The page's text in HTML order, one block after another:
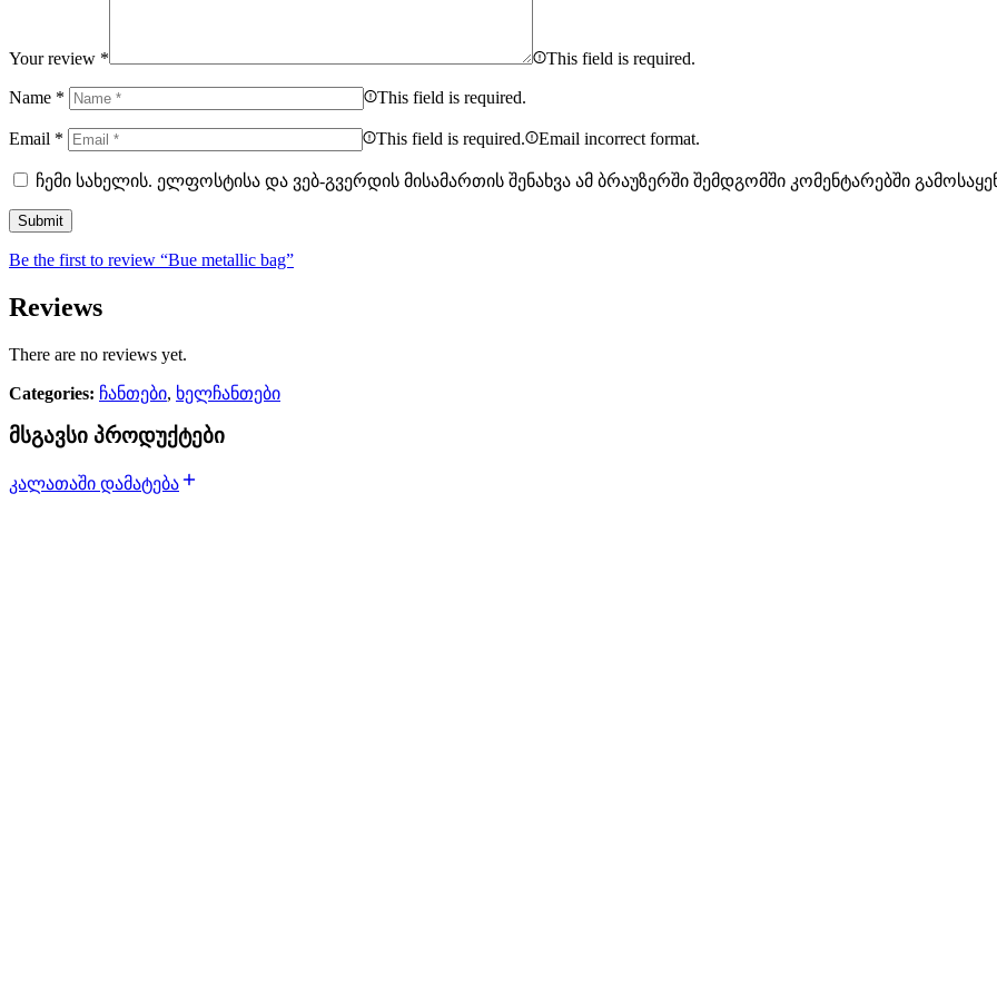
Your review * This field is required.
Name * This field is required.
Email * This field is required. Email incorrect format.
ჩემი სახელის. ელფოსტისა და ვებ-გვერდის მისამართის შენახვა ამ ბრაუზერში შემდგომში კომენტარებში
Be the first to review “Bue metallic bag”
Reviews
There are no reviews yet.
Categories: ჩანთები, ხელჩანთები
მსგავსი პროდუქტები
კალათაში დამატება